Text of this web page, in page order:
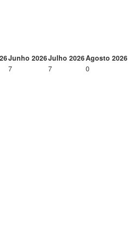
Junho 2026Julho 2026Agosto 2026
7 7 0